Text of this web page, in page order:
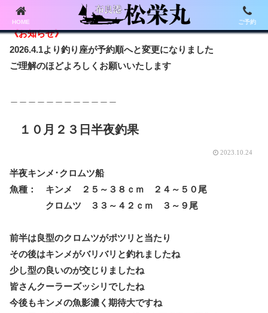
《お知らせ》
2026.4.1より釣り座が予約順へと変更になりました
ご理解のほどよろしくお願いいたします
１０月２３日半夜釣果
2023.10.24
半夜キンメ･クロムツ船
魚種： キンメ ２５～３８ｃｍ ２４～５０尾
クロムツ ３３～４２ｃｍ ３～９尾
前半は良型のクロムツがポツリと当たり
その後はキンメがバリバリと釣れましたね
少し型の良いのが交じりましたね
皆さんクーラーズッシリでしたね
今後もキンメの魚影濃く期待大ですね
HOME ご予約